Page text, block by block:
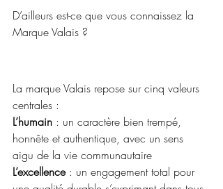
D’ailleurs est-ce que vous connaissez la
Marque Valais ?
La marque Valais repose sur cinq valeurs
centrales :
L’humain : un caractère bien trempé,
honnête et authentique, avec un sens
aigu de la vie communautaire
L’excellence : un engagement total pour